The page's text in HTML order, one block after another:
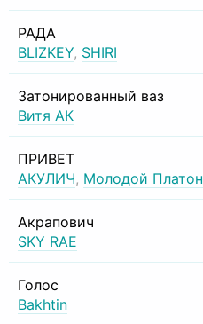
РАДА
BLIZKEY, SHIRI
Затонированный ваз
Витя АК
ПРИВЕТ
АКУЛИЧ, Молодой Платон
Акрапович
SKY RAE
Голос
Bakhtin